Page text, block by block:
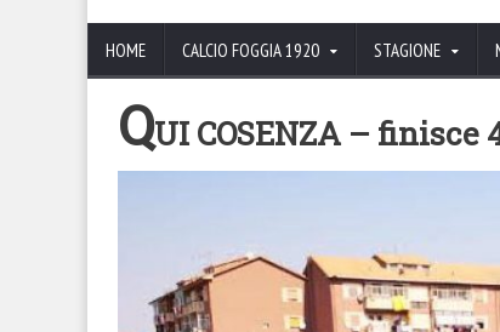
HOME CALCIO FOGGIA 1920 STAGIONE
QUI COSENZA –